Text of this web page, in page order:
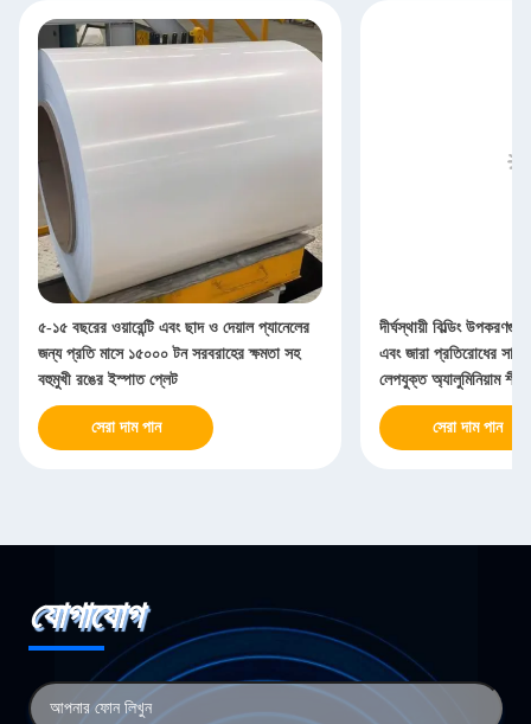
৫-১৫ বছরের ওয়ারেন্টি এবং ছাদ ও দেয়াল প্যানেলের
জন্য প্রতি মাসে ১৫০০০ টন সরবরাহের ক্ষমতা সহ
বহুমুখী রঙের ইস্পাত প্লেট
সেরা দাম পান
দীর্ঘস্থায়ী বিল্ডিং
এবং জারা প্রতিরোধের সাথে
লেপযুক্ত অ্যালুমিনিয়াম শীট
সেরা দাম পান
যোগাযোগ